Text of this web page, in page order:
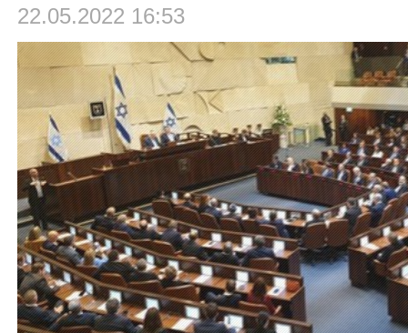
22.05.2022 16:53